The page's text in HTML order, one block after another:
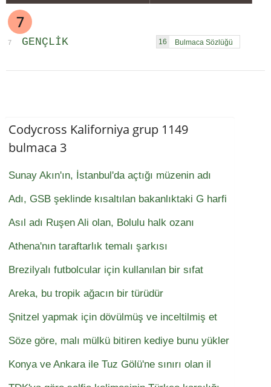
7
7 GENÇLIK 16
Codycross Kaliforniya grup 1149
bulmaca 3
Sunay Akın'ın, İstanbul'da açtığı müzenin adı
Adı, GSB şeklinde kısaltılan bakanlıktaki G harfi
Asıl adı Ruşen Ali olan, Bolulu halk ozanı
Athena'nın taraftarlık temalı şarkısı
Brezilyalı futbolcular için kullanılan bir sıfat
Areka, bu tropik ağacın bir türüdür
Şnitzel yapmak için dövülmüş ve inceltilmiş et
Söze göre, malı mülkü bitiren kediye bunu yükler
Konya ve Ankara ile Tuz Gölü'ne sınırı olan il